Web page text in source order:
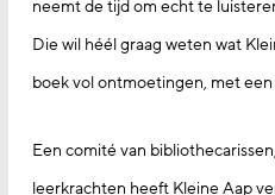
neemt de tijd om echt te
Die wil héél graag weten wat
boek vol ontmoetingen, met
Een comité van
leerkrachten heeft Kleine Aap